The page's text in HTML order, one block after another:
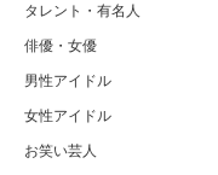
タレント・有名人
俳優・女優
男性アイドル
女性アイドル
お笑い芸人